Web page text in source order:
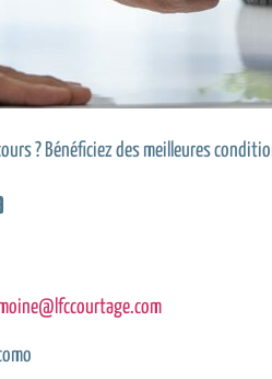
? Bénéficiez des meilleures